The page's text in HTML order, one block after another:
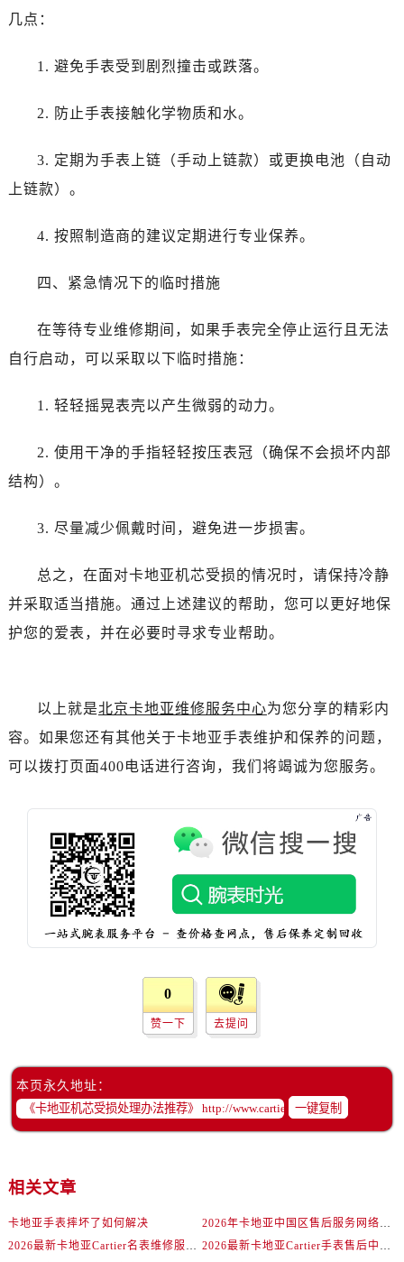
几点：
1. 避免手表受到剧烈撞击或跌落。
2. 防止手表接触化学物质和水。
3. 定期为手表上链（手动上链款）或更换电池（自动
上链款）。
4. 按照制造商的建议定期进行专业保养。
四、紧急情况下的临时措施
在等待专业维修期间，如果手表完全停止运行且无法
自行启动，可以采取以下临时措施：
1. 轻轻摇晃表壳以产生微弱的动力。
2. 使用干净的手指轻轻按压表冠（确保不会损坏内部
结构）。
3. 尽量减少佩戴时间，避免进一步损害。
总之，在面对卡地亚机芯受损的情况时，请保持冷静
并采取适当措施。通过上述建议的帮助，您可以更好地保
护您的爱表，并在必要时寻求专业帮助。
以上就是北京卡地亚维修服务中心为您分享的精彩内
容。如果您还有其他关于卡地亚手表维护和保养的问题，
可以拨打页面400电话进行咨询，我们将竭诚为您服务。
0
赞一下 去提问
本页永久地址：
一键复制
相关文章
卡地亚手表摔坏了如何解决
2026年卡地亚中国区售后服务网络焕新升级公告（最新电话及地址）
2026最新卡地亚Cartier名表维修服务中心地址实地探访报告
2026最新卡地亚Cartier手表售后中心地址实地探访报告